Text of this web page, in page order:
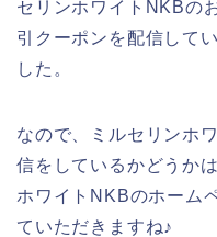
セリンホワイトNKBの
引クーポンを配信して
した。
なので、ミルセリンホ
信をしているかどうか
ホワイトNKBのホーム
ていただきますね♪